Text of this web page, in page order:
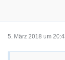
5. März 2018 um